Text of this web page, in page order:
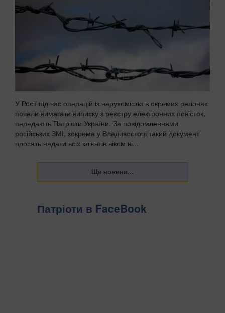
У Росії під час операцій із нерухомістю в окремих регіонах
почали вимагати виписку з реєстру електронних повісток,
передають Патріоти України. За повідомленнями
російських ЗМІ, зокрема у Владивостоці такий документ
просять надати всіх клієнтів віком ві...
Патріоти в FaceBook